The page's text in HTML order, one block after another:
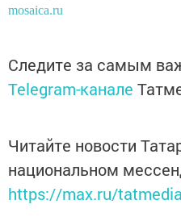
mosaica.ru
Следите за самым
Telegram-канале
Читайте новости
национальном
https://max.ru/tatmedia